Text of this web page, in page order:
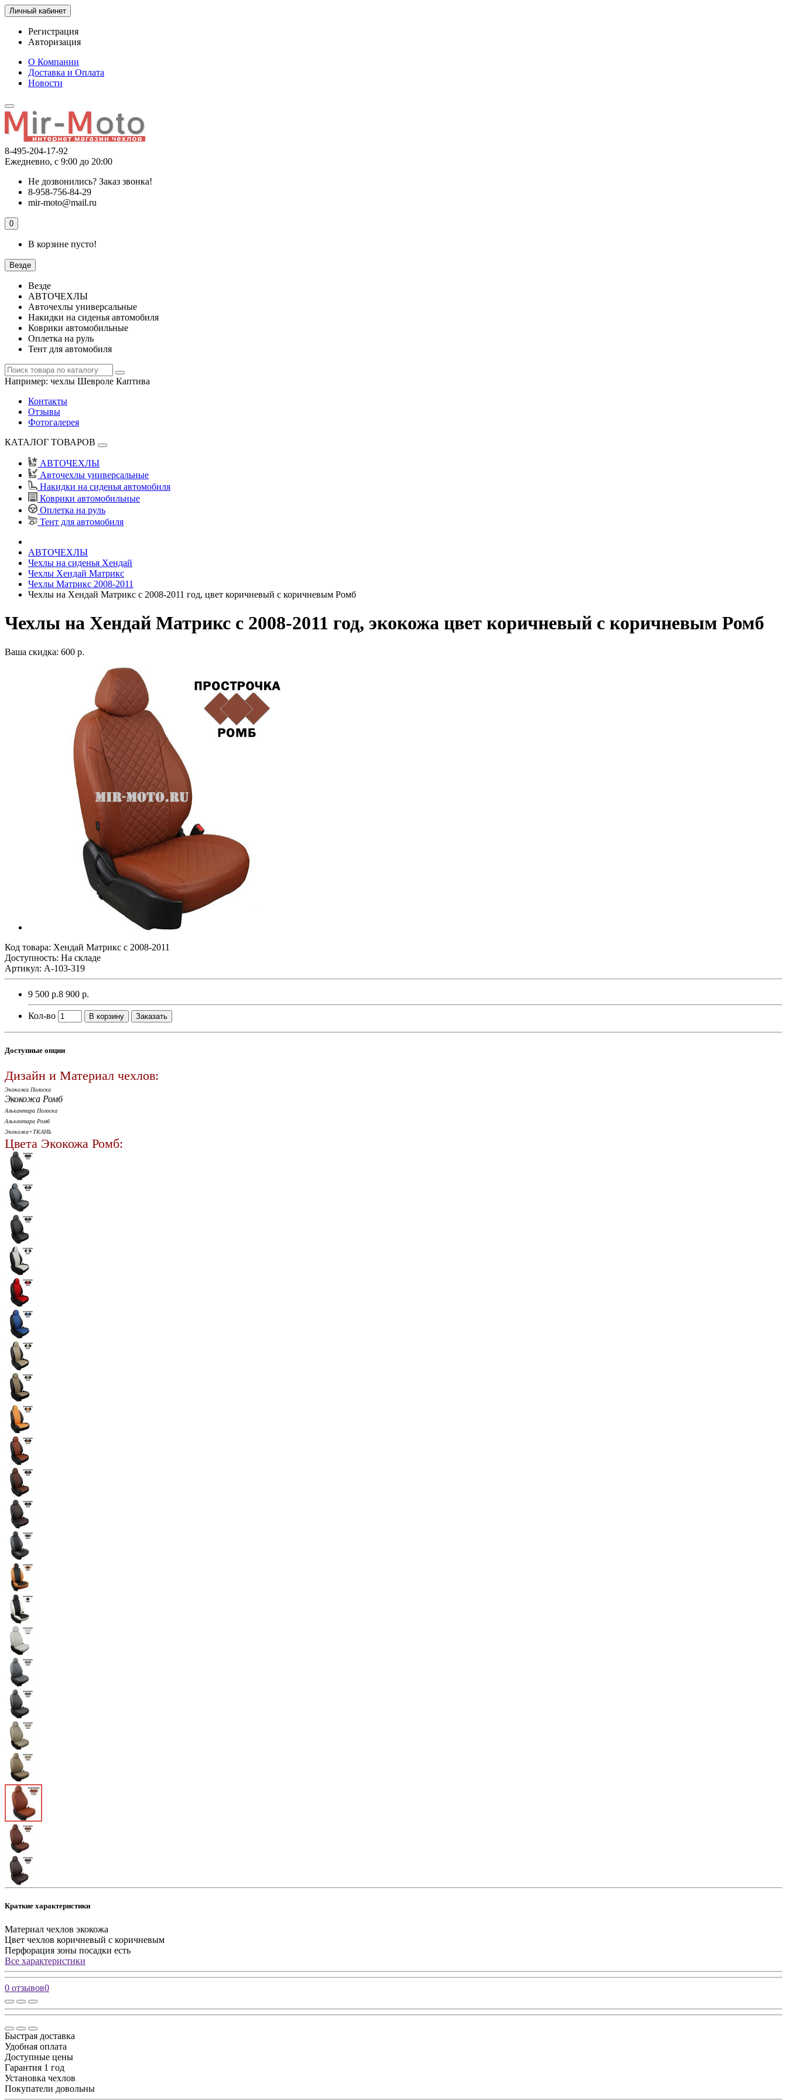
Личный кабинет
Регистрация
Авторизация
О Компании
Доставка и Оплата
Новости
8-495-204-17-92
Ежедневно, с 9:00 до 20:00
Не дозвонились? Заказ звонка!
8-958-756-84-29
mir-moto@mail.ru
0
В корзине пусто!
Везде
Везде
АВТОЧЕХЛЫ
Авточехлы универсальные
Накидки на сиденья автомобиля
Коврики автомобильные
Оплетка на руль
Тент для автомобиля
Например: чехлы Шевроле Каптива
Контакты
Отзывы
Фотогалерея
КАТАЛОГ ТОВАРОВ
АВТОЧЕХЛЫ
Авточехлы универсальные
Накидки на сиденья автомобиля
Коврики автомобильные
Оплетка на руль
Тент для автомобиля
АВТОЧЕХЛЫ
Чехлы на сиденья Хендай
Чехлы Хендай Матрикс
Чехлы Матрикс 2008-2011
Чехлы на Хендай Матрикс с 2008-2011 год, цвет коричневый с коричневым Ромб
Чехлы на Хендай Матрикс с 2008-2011 год, экокожа цвет коричневый с коричневым Ромб
Ваша скидка: 600 р.
Код товара: Хендай Матрикс с 2008-2011
Доступность: На складе
Артикул: A-103-319
9 500 р.8 900 р.
Кол-во В корзину Заказать
Доступные опции
Дизайн и Материал чехлов:
Экокожа Полоска
Экокожа Ромб
Алькантара Полоска
Алькантара Ромб
Экокожа+ТКАНЬ
Цвета Экокожа Ромб:
Краткие характеристики
Материал чехлов экокожа
Цвет чехлов коричневый с коричневым
Перфорация зоны посадки есть
Все характеристики
0 отзывов0
Быстрая доставка
Удобная оплата
Доступные цены
Гарантия 1 год
Установка чехлов
Покупатели довольны